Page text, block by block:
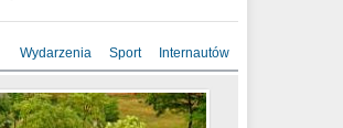
Wydarzenia Sport Internautów
do snu .
"Co to za
w naszym mieście